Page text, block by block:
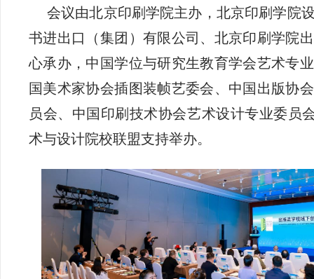
会议由北京印刷学院主办，北京印刷学院
书进出口（集团）有限公司、北京印刷学院
心承办，中国学位与研究生教育学会艺术专
国美术家协会插图装帧艺委会、中国出版协
员会、中国印刷技术协会艺术设计专业委员
术与设计院校联盟支持举办。